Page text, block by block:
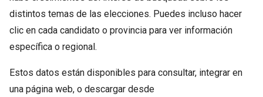
distintos temas de las elecciones. Puedes incluso hacer
clic en cada candidato o provincia para ver información
específica o regional.
Estos datos están disponibles para consultar, integrar en
una página web, o descargar desde